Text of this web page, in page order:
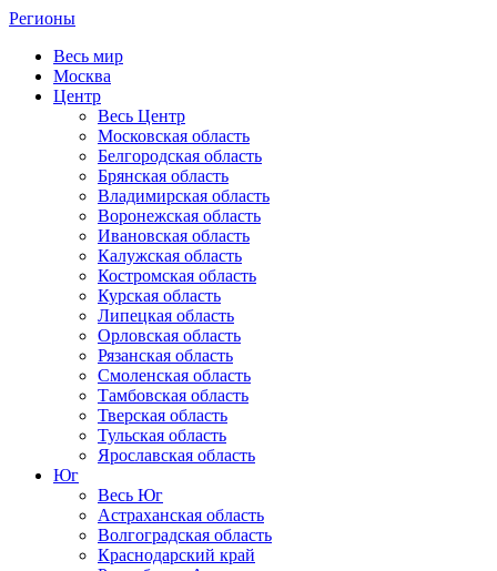
Регионы
Весь мир
Москва
Центр
Весь Центр
Московская область
Белгородская область
Брянская область
Владимирская область
Воронежская область
Ивановская область
Калужская область
Костромская область
Курская область
Липецкая область
Орловская область
Рязанская область
Смоленская область
Тамбовская область
Тверская область
Тульская область
Ярославская область
Юг
Весь Юг
Астраханская область
Волгоградская область
Краснодарский край